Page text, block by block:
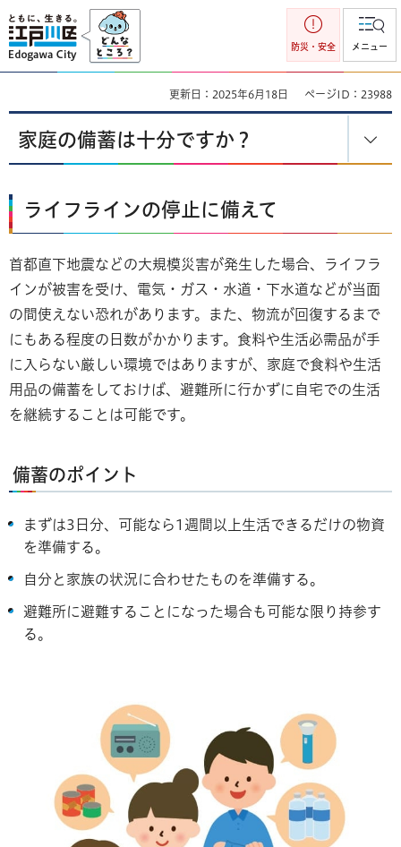
江戸川区
防災・安全 メニュー
更新日：2025年6月18日 ページID：23988
家庭の備蓄は十分ですか？
ライフラインの停止に備えて
首都直下地震などの大規模災害が発生した場合、ライフラ
インが被害を受け、電気・ガス・水道・下水道などが当面
の間使えない恐れがあります。また、物流が回復するまで
にもある程度の日数がかかります。食料や生活必需品が手
に入らない厳しい環境ではありますが、家庭で食料や生活
用品の備蓄をしておけば、避難所に行かずに自宅での生活
を継続することは可能です。
備蓄のポイント
まずは3日分、可能なら1週間以上生活できるだけの物資
を準備する。
自分と家族の状況に合わせたものを準備する。
避難所に避難することになった場合も可能な限り持参す
る。